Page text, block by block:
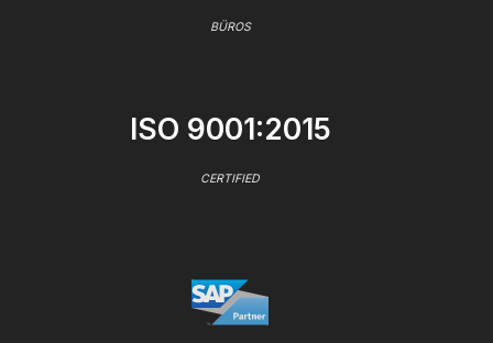
BÜROS
ISO 9001:2015
CERTIFIED